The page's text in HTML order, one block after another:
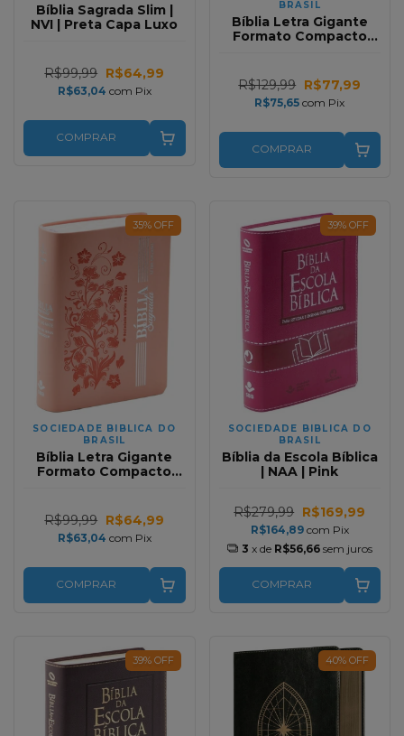
Bíblia Sagrada Slim |
NVI | Preta Capa Luxo
R$99,99 R$64,99
R$63,04 com Pix
COMPRAR
BRASIL
Bíblia Letra Gigante
Formato Compacto
R$129,99 R$77,99
R$75,65com Pix
COMPRAR
35% OFF
SOCIEDADE BIBLICA DO
BRASIL
Bíblia Letra Gigante
Formato Compacto
R$99,99 R$64,99
R$63,04 com Pix
COMPRAR
39% OFF
SOCIEDADE BIBLICA DO
BRASIL
Bíblia da Escola Bíblica
| NAA | Pink
R$279,99 R$169,99
R$164,89 com Pix
3 x de R$56,66 sem juros
COMPRAR
39% OFF 40% OFF